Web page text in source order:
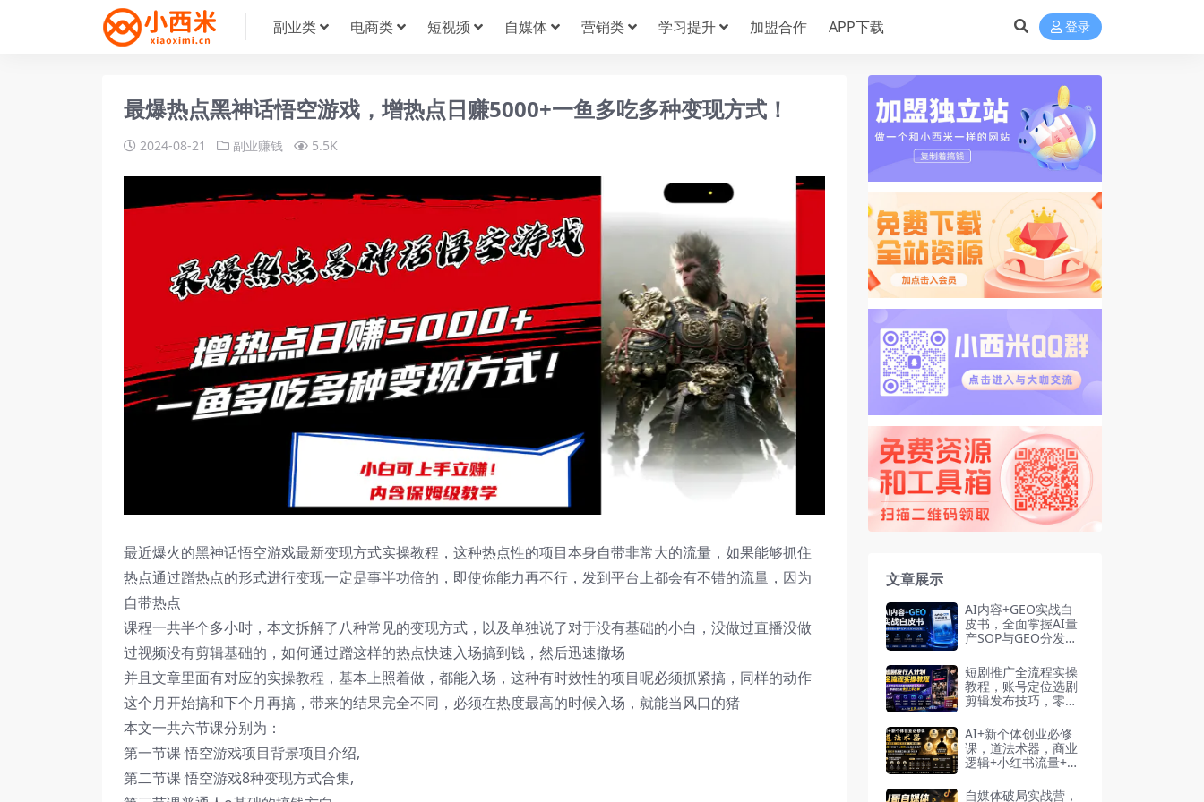
副业类 电商类 短视频 自媒体 营销类 学习提升 加盟合作 APP下载 登录
最爆热点黑神话悟空游戏，增热点日赚5000+一鱼多吃多种变现方式！
2024-08-21 副业赚钱 5.5K
最近爆火的黑神话悟空游戏最新变现方式实操教程，这种热点性的项目本身自带非常大的流量，如果能够抓住
热点通过蹭热点的形式进行变现一定是事半功倍的，即使你能力再不行，发到平台上都会有不错的流量，因为
自带热点
课程一共半个多小时，本文拆解了八种常见的变现方式，以及单独说了对于没有基础的小白，没做过直播没做
过视频没有剪辑基础的，如何通过蹭这样的热点快速入场搞到钱，然后迅速撤场
并且文章里面有对应的实操教程，基本上照着做，都能入场，这种有时效性的项目呢必须抓紧搞，同样的动作
这个月开始搞和下个月再搞，带来的结果完全不同，必须在热度最高的时候入场，就能当风口的猪
本文一共六节课分别为：
第一节课 悟空游戏项目背景项目介绍,
第二节课 悟空游戏8种变现方式合集,
文章展示
AI内容+GEO实战白
皮书，全面掌握AI量
产SOP与GEO分发机
短剧推广全流程实操
教程，账号定位选剧
剪辑发布技巧，零基
AI+新个体创业必修
课，道法术器，商业
逻辑+小红书流量+AI
个人变现小生意全套
自媒体破局实战营，